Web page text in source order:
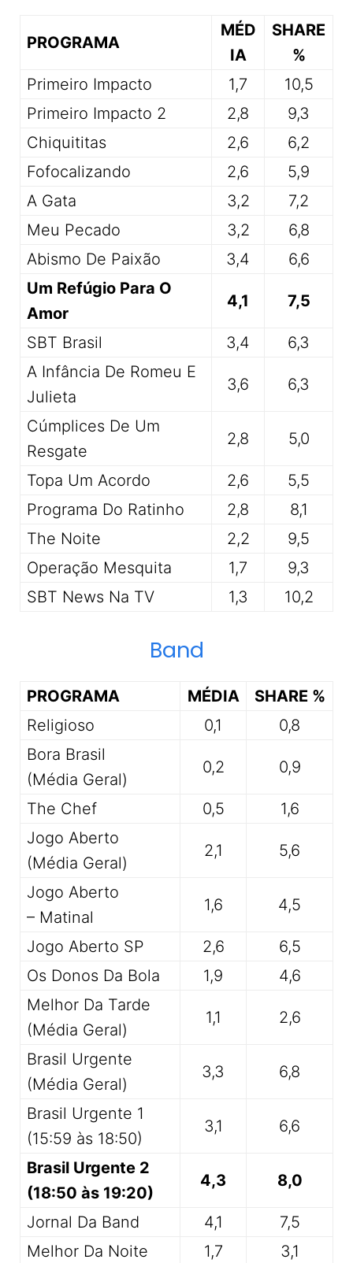
PROGRAMA
MÉD
IA
SHARE
%
Primeiro Impacto
1,7
10,5
Primeiro Impacto 2
2,8
9,3
Chiquititas
2,6
6,2
Fofocalizando
2,6
5,9
A Gata
3,2
7,2
Meu Pecado
3,2
6,8
Abismo De Paixão
3,4
6,6
Um Refúgio Para O
Amor
4,1 7,5
SBT Brasil 3,4
6,3
A Infância De Romeu E
Julieta
3,6 6,3
Cúmplices De Um
Resgate
2,8 5,0
Topa Um Acordo 2,6
5,5
Programa Do Ratinho
2,8
8,1
The Noite
2,2
9,5
Operação Mesquita
1,7
9,3
SBT News Na TV
1,3 10,2
Band
PROGRAMA MÉDIA
SHARE %
Religioso
0,1
0,8
Bora Brasil
(Média Geral)
0,2 0,9
The Chef 0,5
1,6
Jogo Aberto
(Média Geral)
2,1 5,6
Jogo Aberto
– Matinal
1,6 4,5
Jogo Aberto SP 2,6
6,5
Os Donos Da Bola
1,9
4,6
Melhor Da Tarde
(Média Geral)
1,1 2,6
Brasil Urgente
(Média Geral)
3,3 6,8
Brasil Urgente 1
(15:59 às 18:50)
3,1 6,6
Brasil Urgente 2
(18:50 às 19:20)
4,3 8,0
Jornal Da Band 4,1
7,5
Melhor Da Noite
1,7
3,1